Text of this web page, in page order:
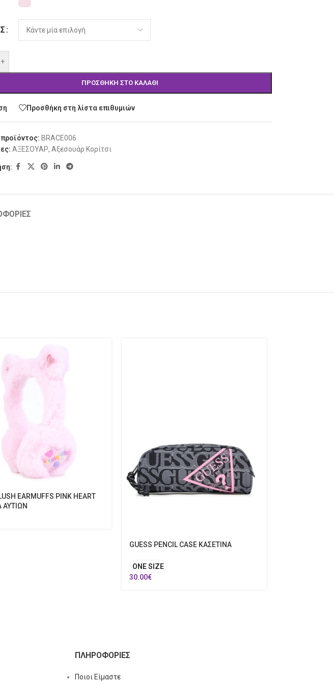
+
ΠΡΟΣΘΉΚΗ ΣΤΟ ΚΑΛΆΘΙ
Προσθήκη στη λίστα επιθυμιών
BRACE006
ΑΞΕΣΟΥΑΡ, Αξεσουάρ Κορίτσι
EARMUFFS PINK HEART
GUESS PENCIL CASE ΚΑΣΕΤΙΝΑ
ONE SIZE
30.00€
ΠΛΗΡΟΦΟΡΙΕΣ
Ποιοι Είμαστε